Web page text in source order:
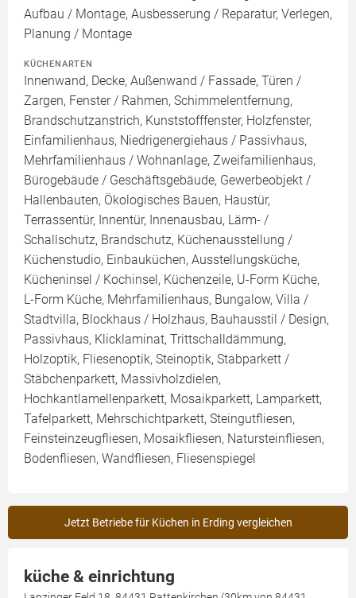
Aufbau / Montage, Ausbesserung / Reparatur, Verlegen,
Planung / Montage
KÜCHENARTEN
Innenwand, Decke, Außenwand / Fassade, Türen /
Zargen, Fenster / Rahmen, Schimmelentfernung,
Brandschutzanstrich, Kunststofffenster, Holzfenster,
Einfamilienhaus, Niedrigenergiehaus / Passivhaus,
Mehrfamilienhaus / Wohnanlage, Zweifamilienhaus,
Bürogebäude / Geschäftsgebäude, Gewerbeobjekt /
Hallenbauten, Ökologisches Bauen, Haustür,
Terrassentür, Innentür, Innenausbau, Lärm- /
Schallschutz, Brandschutz, Küchenausstellung /
Küchenstudio, Einbauküchen, Ausstellungsküche,
Kücheninsel / Kochinsel, Küchenzeile, U-Form Küche,
L-Form Küche, Mehrfamilienhaus, Bungalow, Villa /
Stadtvilla, Blockhaus / Holzhaus, Bauhausstil / Design,
Passivhaus, Klicklaminat, Trittschalldämmung,
Holzoptik, Fliesenoptik, Steinoptik, Stabparkett /
Stäbchenparkett, Massivholzdielen,
Hochkantlamellenparkett, Mosaikparkett, Lamparkett,
Tafelparkett, Mehrschichtparkett, Steingutfliesen,
Feinsteinzeugfliesen, Mosaikfliesen, Natursteinfliesen,
Bodenfliesen, Wandfliesen, Fliesenspiegel
Jetzt Betriebe für Küchen in Erding vergleichen
küche & einrichtung